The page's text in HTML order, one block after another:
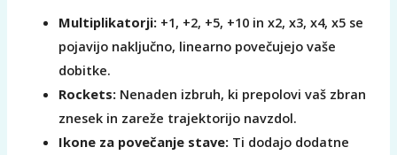
Multiplikatorji: +1, +2, +5, +10 in x2, x3, x4, x5 se
pojavijo naključno, linearno povečujejo vaše
dobitke.
Rockets: Nenaden izbruh, ki prepolovi vaš zbran
znesek in zareže trajektorijo navzdol.
Ikone za povečanje stave: Ti dodajo dodatne